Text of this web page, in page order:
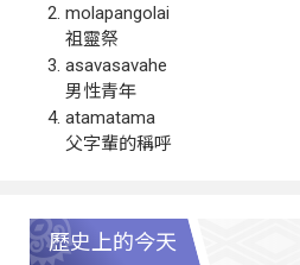
molapangolai
祖靈祭
asavasavahe
男性青年
atamatama
父字輩的稱呼
歷史上的今天